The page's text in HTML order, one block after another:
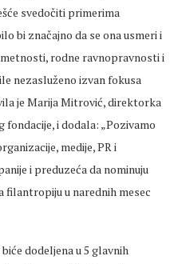
svedočiti primerima
bi značajno da se ona usmeri i
rodne ravnopravnosti i
nezasluženo izvan fokusa
je Marija Mitrović, direktorka
i dodala: „Pozivamo
medije, PR i
i preduzeća da nominuju
filantropiju u narednih mesec
dodeljena u 5 glavnih